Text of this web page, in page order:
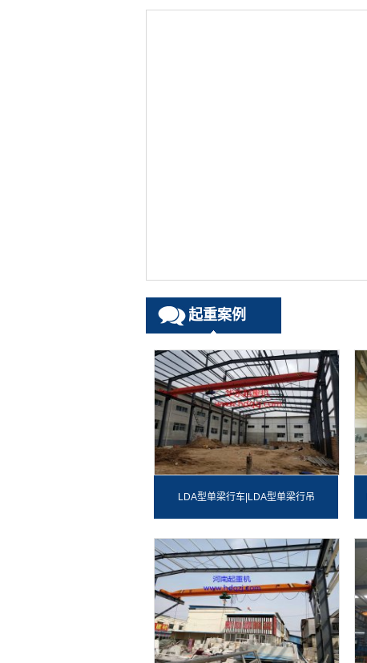
起重案例
LDA型单梁行车|LDA型单梁行吊